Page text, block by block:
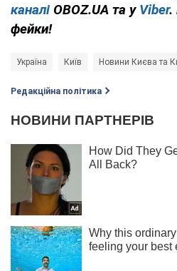
каналі OBOZ.UA та у Viber.
фейки!
Україна Київ Новини Києва та
Редакційна політика